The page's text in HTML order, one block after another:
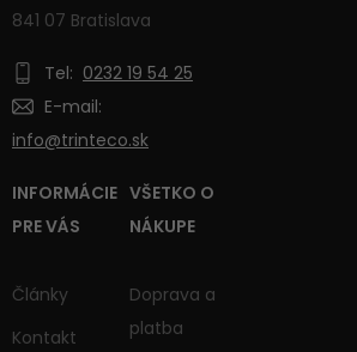
841 07 Bratislava
Tel: 0232 19 54 25
E-mail:
info@trinteco.sk
INFORMÁCIE
PRE VÁS
Články
Kontakt
VŠETKO O
NÁKUPE
Doprava a
platba